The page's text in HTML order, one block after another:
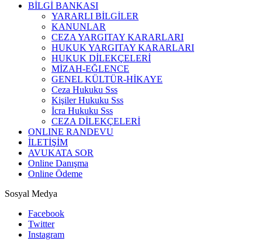
BİLGİ BANKASI
YARARLI BİLGİLER
KANUNLAR
CEZA YARGITAY KARARLARI
HUKUK YARGITAY KARARLARI
HUKUK DİLEKÇELERİ
MİZAH-EĞLENCE
GENEL KÜLTÜR-HİKAYE
Ceza Hukuku Sss
Kişiler Hukuku Sss
İcra Hukuku Sss
CEZA DİLEKÇELERİ
ONLINE RANDEVU
İLETİŞİM
AVUKATA SOR
Online Danışma
Online Ödeme
Sosyal Medya
Facebook
Twitter
Instagram